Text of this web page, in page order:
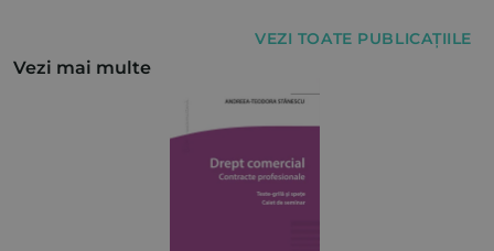
VEZI TOATE PUBLICAȚIILE
Vezi mai multe